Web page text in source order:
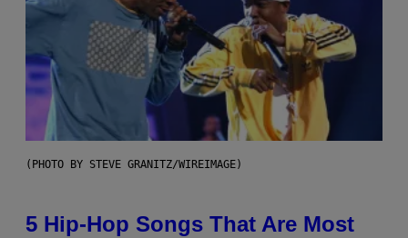
(PHOTO BY STEVE GRANITZ/WIREIMAGE)
5 Hip-Hop Songs That Are Most